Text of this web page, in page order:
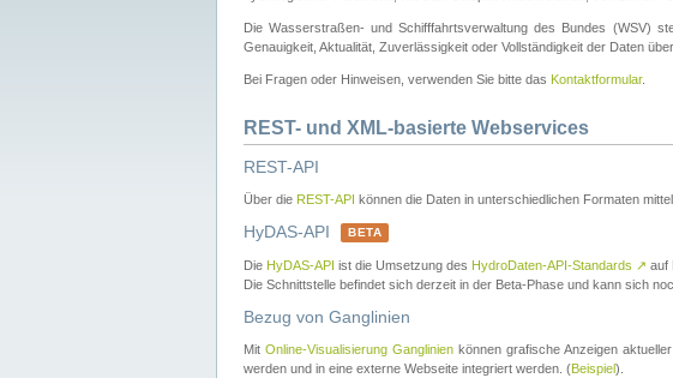
Die Wasserstraßen- und Schifffahrtsverwaltung des Bundes (WSV)
Genauigkeit, Aktualität, Zuverlässigkeit oder Vollständigkeit der Daten
Bei Fragen oder Hinweisen, verwenden Sie bitte das Kontaktformular.
REST- und XML-basierte Webservices
REST-API
Über die REST-API können die Daten in unterschiedlichen Formaten
HyDAS-API BETA
Die HyDAS-API ist die Umsetzung des HydroDaten-API-Standards ↗ auf
Die Schnittstelle befindet sich derzeit in der Beta-Phase und kann sich
Bezug von Ganglinien
MitOnline-Visualisierung Ganglinien können grafische Anzeigen
werden und in eine externe Webseite integriert werden. (Beispiel).